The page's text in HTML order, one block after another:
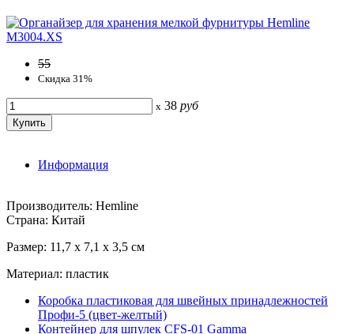
55
Скидка 31%
x 38 руб
Информация
Производитель: Hemline
Страна: Китай
Размер: 11,7 х 7,1 х 3,5 см
Материал: пластик
Коробка пластиковая для швейных принадлежностей
Профи-5 (цвет-желтый)
Контейнер для шпулек CFS-01 Gamma